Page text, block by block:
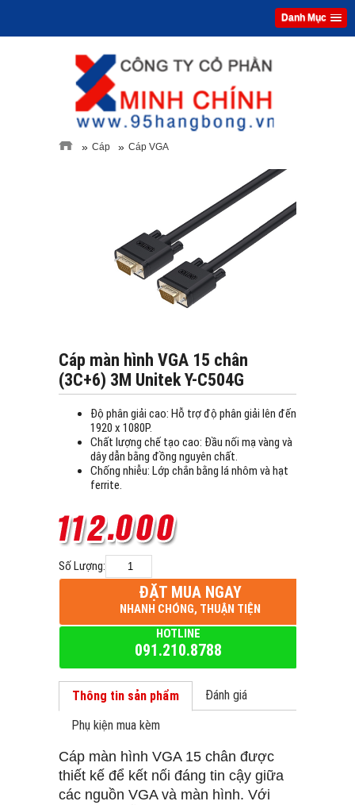
Danh Mục
» Cáp » Cáp VGA
Cáp màn hình VGA 15 chân
(3C+6) 3M Unitek Y-C504G
Độ phân giải cao: Hỗ trợ độ phân giải lên đến
1920 x 1080P.
Chất lượng chế tạo cao: Đầu nối mạ vàng và
dây dẫn bằng đồng nguyên chất.
Chống nhiễu: Lớp chắn bằng lá nhôm và hạt
ferrite.
Số Lượng:
ĐẶT MUA NGAY
NHANH CHÓNG, THUẬN TIỆN
HOTLINE
091.210.8788
Thông tin sản phẩm
Đánh giá
Phụ kiện mua kèm
Cáp màn hình VGA 15 chân được
thiết kế để kết nối đáng tin cậy giữa
các nguồn VGA và màn hình. Với